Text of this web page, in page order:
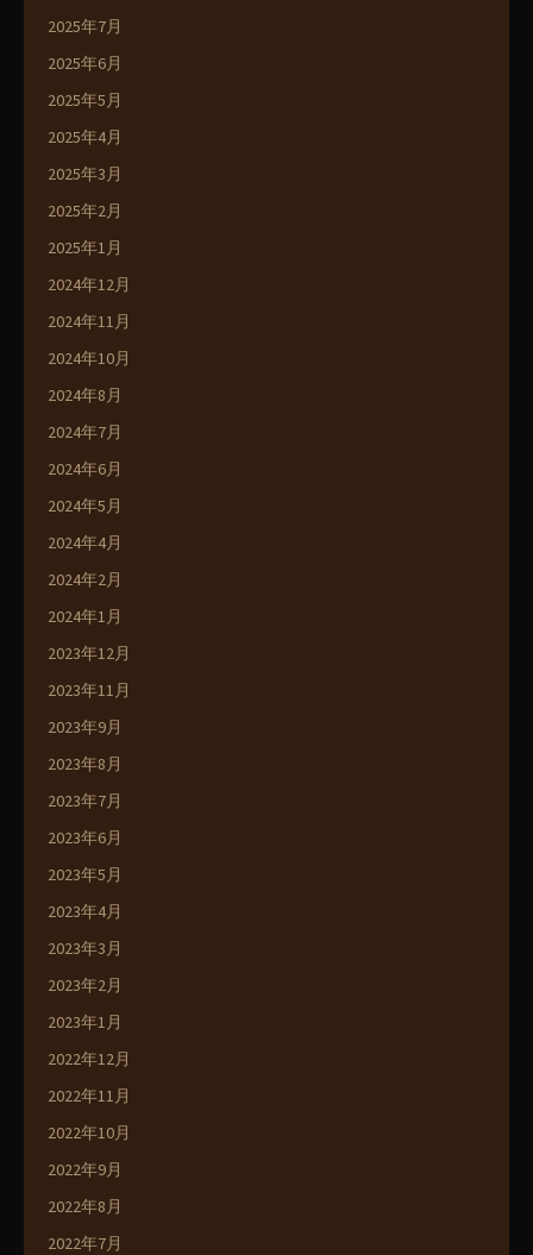
2025年7月
2025年6月
2025年5月
2025年4月
2025年3月
2025年2月
2025年1月
2024年12月
2024年11月
2024年10月
2024年8月
2024年7月
2024年6月
2024年5月
2024年4月
2024年2月
2024年1月
2023年12月
2023年11月
2023年9月
2023年8月
2023年7月
2023年6月
2023年5月
2023年4月
2023年3月
2023年2月
2023年1月
2022年12月
2022年11月
2022年10月
2022年9月
2022年8月
2022年7月